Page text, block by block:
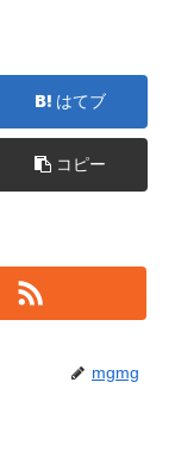
はてブ
コピー
mgmg